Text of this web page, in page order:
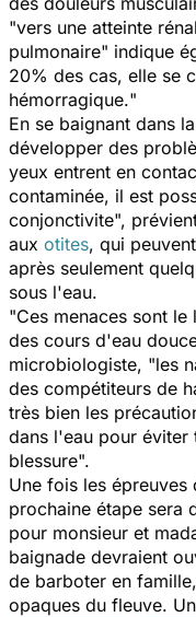
"vers une atteinte
pulmonaire" indique
20% des cas, elle se
hémorragique."
En se baignant dans
développer des
yeux entrent en
contaminée, il est
conjonctivite",
aux otites, qui
après seulement
sous l'eau.
"Ces menaces sont
des cours d'eau
microbiologiste, "les
des compétiteurs de
très bien les
dans l'eau pour éviter
blessure".
Une fois les épreuves
prochaine étape sera
pour monsieur et
baignade devraient
de barboter en
opaques du fleuve.